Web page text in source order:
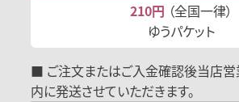
210円 （全国一律）
ゆうパケット
■ ご注文またはご入金確認後当店
内に発送させていただきます。